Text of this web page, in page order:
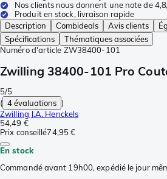
Nos clients nous donnent une note de
Produit en stock, livraison rapide
Description
Combideals Avis clients
Spécifications
Thématiques associées
Numéro d'article ZW38400-101
Zwilling 38400-101 Pro
5/5
( 4 évaluations )
Zwilling J.A. Henckels
54,49 €
Prix conseillé74,95 €
En stock
Commandé avant 19h00, expédié le jour